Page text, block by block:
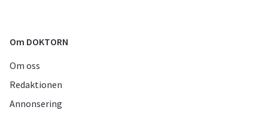
Om DOKTORN
Om oss
Redaktionen
Annonsering